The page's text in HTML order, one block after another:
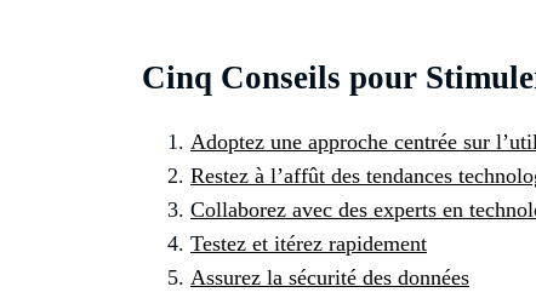
Cinq Conseils pour
Adoptez une approche centrée sur
Restez à l’affût des tendances
Collaborez avec des experts en
Testez et itérez rapidement
Assurez la sécurité des données